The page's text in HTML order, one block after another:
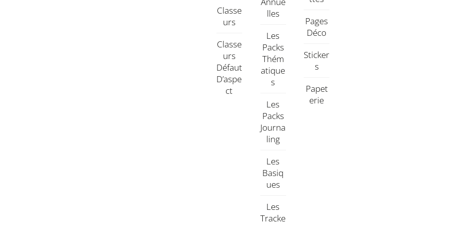
Classe
Urs
Classe
Urs
Défaut
D’aspe
Ct
Lles
Les
Packs
Thém
Atique
S
Les
Packs
Journa
Ling
Les
Basiq
Ues
Les
Tracke
Pages
Déco
Sticker
S
Papet
Erie